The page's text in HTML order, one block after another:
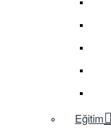
Eğitim